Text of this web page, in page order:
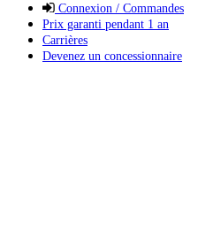
Connexion / Commandes
Prix garanti pendant 1 an
Carrières
Devenez un concessionnaire